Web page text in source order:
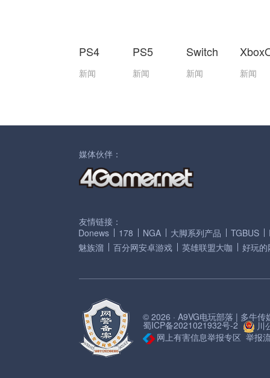
PS4
新闻
PS5
新闻
Switch
新闻 新闻
媒体伙伴：
友情链接：
Donews
178 NGA 大脚系列产品 TGBUS
魅族溜
百分网安卓游戏 英雄联盟大咖 好玩的
© 2026 · A9VG电玩部落 | 多牛传
蜀ICP备2021021932号-2
川
网上有害信息举报专区 举报